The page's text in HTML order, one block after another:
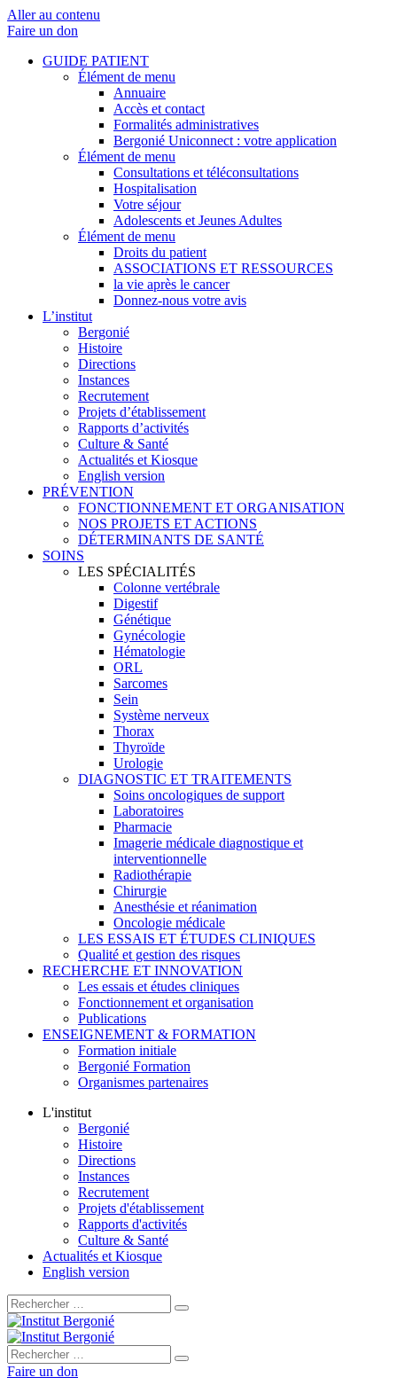
Aller au contenu
Faire un don
GUIDE PATIENT
Élément de menu
Annuaire
Accès et contact
Formalités administratives
Bergonié Uniconnect : votre application
Élément de menu
Consultations et téléconsultations
Hospitalisation
Votre séjour
Adolescents et Jeunes Adultes
Élément de menu
Droits du patient
ASSOCIATIONS ET RESSOURCES
la vie après le cancer
Donnez-nous votre avis
L’institut
Bergonié
Histoire
Directions
Instances
Recrutement
Projets d’établissement
Rapports d’activités
Culture & Santé
Actualités et Kiosque
English version
PRÉVENTION
FONCTIONNEMENT ET ORGANISATION
NOS PROJETS ET ACTIONS
DÉTERMINANTS DE SANTÉ
SOINS
LES SPÉCIALITÉS
Colonne vertébrale
Digestif
Génétique
Gynécologie
Hématologie
ORL
Sarcomes
Sein
Système nerveux
Thorax
Thyroïde
Urologie
DIAGNOSTIC ET TRAITEMENTS
Soins oncologiques de support
Laboratoires
Pharmacie
Imagerie médicale diagnostique et
interventionnelle
Radiothérapie
Chirurgie
Anesthésie et réanimation
Oncologie médicale
LES ESSAIS ET ÉTUDES CLINIQUES
Qualité et gestion des risques
RECHERCHE ET INNOVATION
Les essais et études cliniques
Fonctionnement et organisation
Publications
ENSEIGNEMENT & FORMATION
Formation initiale
Bergonié Formation
Organismes partenaires
L'institut
Bergonié
Histoire
Directions
Instances
Recrutement
Projets d'établissement
Rapports d'activités
Culture & Santé
Actualités et Kiosque
English version
Rechercher :
Rechercher :
Faire un don